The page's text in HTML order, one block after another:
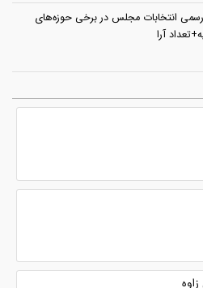
انتخابات مجلس در برخی حوزه‌های
آرا